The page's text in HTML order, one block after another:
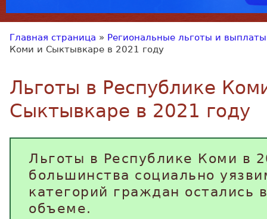
Главная страница » Региональные льготы и выплаты
Коми и Сыктывкаре в 2021 году
Льготы в Республике
Сыктывкаре в 2021 году
Льготы в Республике Коми в
большинства социально
категорий граждан остались
объеме.